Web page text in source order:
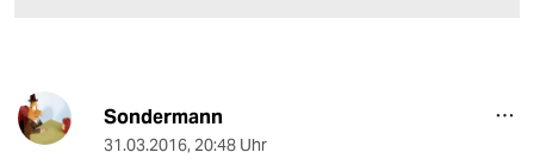
Sondermann
31.03.2016, 20:48 Uhr